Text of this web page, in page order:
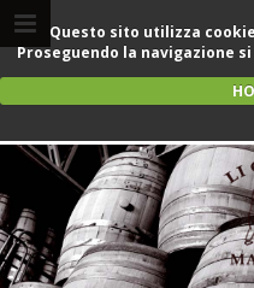
Questo sito utilizza
Proseguendo la navigazione